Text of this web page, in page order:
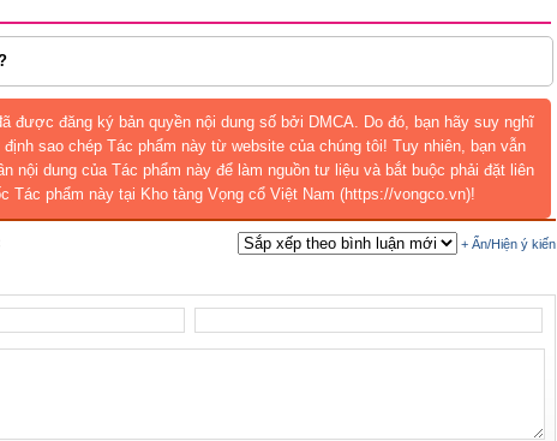
được đăng ký bản quyền nội dung số bởi DMCA. Do đó, bạn hãy suy nghĩ
sao chép Tác phẩm này từ website của chúng tôi! Tuy nhiên, bạn vẫn
nội dung của Tác phẩm này để làm nguồn tư liệu và bắt buộc phải đặt liên
Tác phẩm này tại Kho tàng Vọng cổ Việt Nam (https://vongco.vn)!